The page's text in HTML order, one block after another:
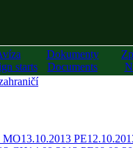
starts
Dokumenty
Documents
MO13.10.2013 PE